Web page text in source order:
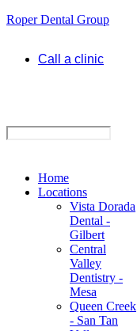
Roper Dental Group
Call a clinic
Home
Locations
Vista Dorada
Dental -
Gilbert
Central
Valley
Dentistry -
Mesa
Queen Creek
- San Tan